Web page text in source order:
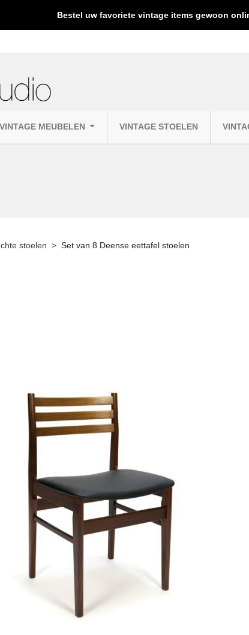
Bestel uw favoriete vintage items gewoon
VINTAGE MEUBELEN VINTAGE STOELEN
stoelen Set van 8 Deense eettafel stoelen